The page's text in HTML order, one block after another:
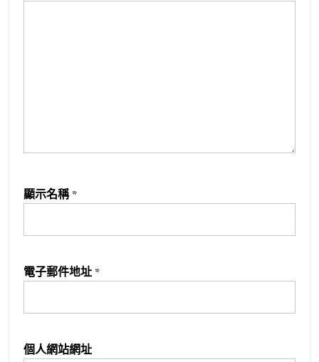
顯示名稱 *
電子郵件地址 *
個人網站網址